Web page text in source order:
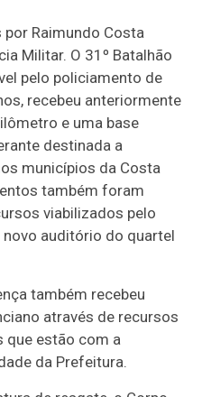
Raimundo Costa
Militar. O 31º Batalhão
pelo policiamento de
recebeu anteriormente
e uma base
destinada a
municípios da Costa
também foram
viabilizados pelo
auditório do quartel
também recebeu
através de recursos
que estão com a
da Prefeitura.